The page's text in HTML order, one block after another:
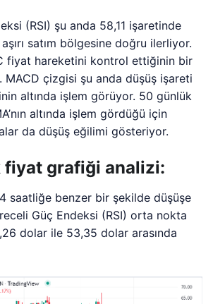
(RSI) şu anda 58,11 işaretinde
satım bölgesine doğru ilerliyor.
fiyat hareketini kontrol ettiğinin bir
MACD çizgisi şu anda düşüş işareti
altında işlem görüyor. 50 günlük
altında işlem gördüğü için
da düşüş eğilimi gösteriyor.
fiyat grafiği analizi:
saatliğe benzer bir şekilde düşüşe
Güç Endeksi (RSI) orta nokta
dolar ile 53,35 dolar arasında